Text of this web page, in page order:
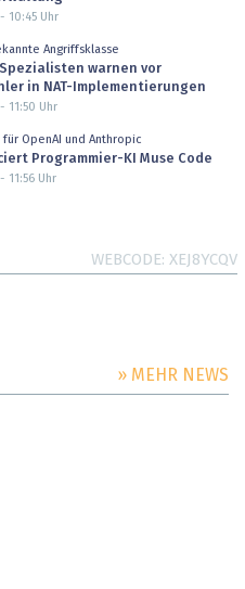
10:45Uhr
Angriffsklasse
warnen vor
in NAT-Implementierungen
11:50 Uhr
für OpenAI und Anthropic
Programmier-KI Muse Code
11:56Uhr
WEBCODE XEJ8YCQV
» MEHR NEWS